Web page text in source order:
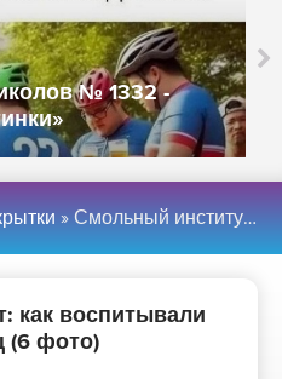
№ 1331 -
» Смольный институт: как воспитывали благородных девиц (6 фото)
как воспитывали
(6 фото)